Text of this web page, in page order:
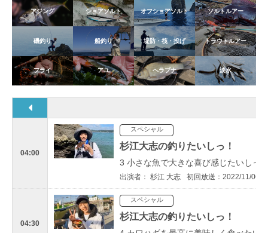
アジング ショアソルト オフショアソルト ソルトルアー
磯釣り 船釣り 堤防・筏・投げ トラウトルアー
フライ アユ ヘラブナ 淡水
04:00
スペシャル
杉江大志の釣りたいしっ！
3 小さな魚で大きな喜び感じたいしっ
出演者： 杉江 大志 初回放送：2022/11/06
04:30
スペシャル
杉江大志の釣りたいしっ！